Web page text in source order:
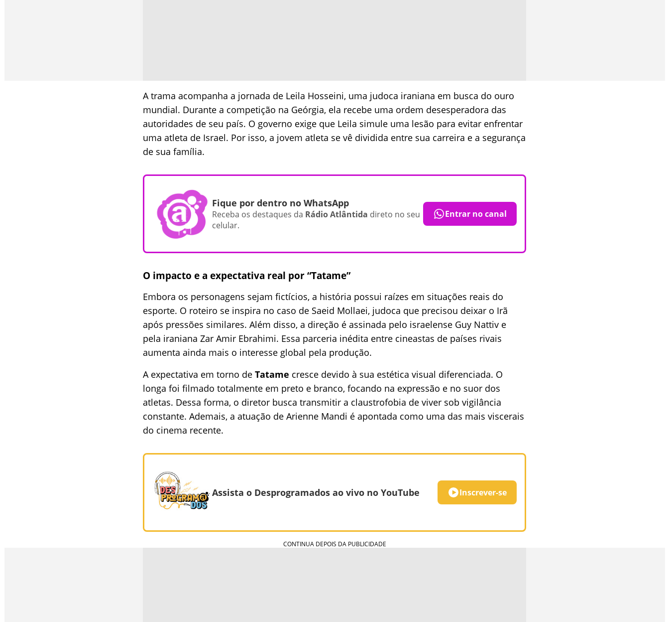
A trama acompanha a jornada de Leila Hosseini, uma judoca iraniana em busca do ouro
mundial. Durante a competição na Geórgia, ela recebe uma ordem desesperadora das
autoridades de seu país. O governo exige que Leila simule uma lesão para evitar enfrentar
uma atleta de Israel. Por isso, a jovem atleta se vê dividida entre sua carreira e a segurança
de sua família.
Fique por dentro no WhatsApp
Receba os destaques da Rádio Atlântida direto no seu
celular.
Entrar no canal
O impacto e a expectativa real por “Tatame”
Embora os personagens sejam fictícios, a história possui raízes em situações reais do
esporte. O roteiro se inspira no caso de Saeid Mollaei, judoca que precisou deixar o Irã
após pressões similares. Além disso, a direção é assinada pelo israelense Guy Nattiv e
pela iraniana Zar Amir Ebrahimi. Essa parceria inédita entre cineastas de países rivais
aumenta ainda mais o interesse global pela produção.
A expectativa em torno de Tatame cresce devido à sua estética visual diferenciada. O
longa foi filmado totalmente em preto e branco, focando na expressão e no suor dos
atletas. Dessa forma, o diretor busca transmitir a claustrofobia de viver sob vigilância
constante. Ademais, a atuação de Arienne Mandi é apontada como uma das mais viscerais
do cinema recente.
Assista o Desprogramados ao vivo no YouTube Inscrever-se